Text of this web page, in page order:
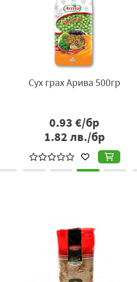
Сух грах Арива 500гр
0.93€/бр
1.82лв./бр